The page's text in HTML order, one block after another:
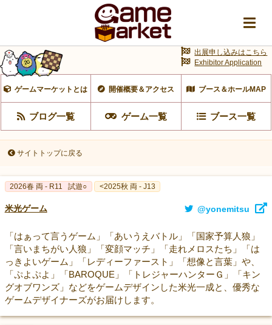
ゲームマーケットとは 開催概要＆アクセス ブース＆ホールMAP
ブログ一覧 ゲーム一覧 ブース一覧
出展申し込みはこちら
Exhibitor Application
サイトトップに戻る
2026春 両 - R11 試遊○ <2025秋 両 - J13
米光ゲーム @yonemitsu
「はぁって言うゲーム」「あいうえバトル」「国家予算人狼」
「言いまちがい人狼」「変顔マッチ」「走れメロスたち」「は
っきよいゲーム」「レディーファースト」「想像と言葉」や、
「ぷよぷよ」「BAROQUE」「トレジャーハンターＧ」「キン
グオブワンズ」などをゲームデザインした米光一成と、優秀な
ゲームデザイナーズがお届けします。